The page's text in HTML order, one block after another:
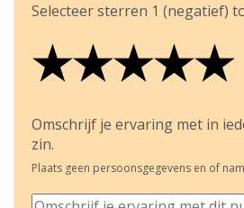
Selecteer sterren 1 (negatief)
★
★★
★★★
★★★★
★★★★★
Omschrijf je ervaring met in
zin.
Plaats geen persoonsgegevens en of